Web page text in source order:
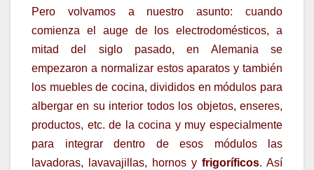
Pero volvamos a nuestro asunto: cuando
comienza el auge de los electrodomésticos, a
mitad del siglo pasado, en Alemania se
empezaron a normalizar estos aparatos y también
los muebles de cocina, divididos en módulos para
albergar en su interior todos los objetos, enseres,
productos, etc. de la cocina y muy especialmente
para integrar dentro de esos módulos las
lavadoras, lavavajillas, hornos y frigoríficos. Así